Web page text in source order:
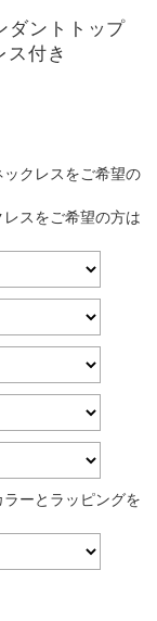
ダントトップ
ス付き
クレスをご希望の
スをご希望の方は
ーとラッピングを